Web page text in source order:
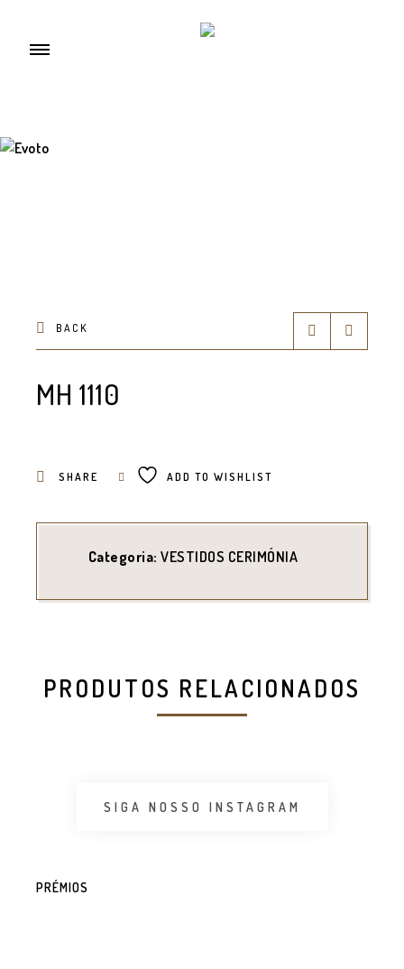
BACK
MH 1110
SHARE ADD TO WISHLIST
Categoria:VESTIDOS CERIMÓNIA
PRODUTOS RELACIONADOS
SIGA NOSSO INSTAGRAM
PRÉMIOS